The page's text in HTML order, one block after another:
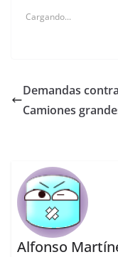
Cargando...
Demandas
Camiones
Alfonso